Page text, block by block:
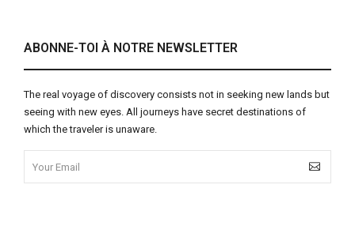
ABONNE-TOI À NOTRE NEWSLETTER
The real voyage of discovery consists not in seeking new lands but
seeing with new eyes. All journeys have secret destinations of
which the traveler is unaware.